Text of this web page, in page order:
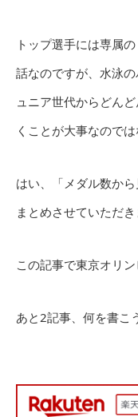
トップ選手には専属
話なのですが、水泳
ュニア世代からどん
くことが大事なのでは
はい、「メダル数か
まとめさせていただき
この記事で東京オリ
あと2記事、何を書こ